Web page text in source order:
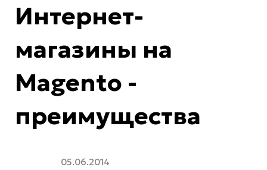
Интернет-
магазины на
Magento -
преимущества
05.06.2014